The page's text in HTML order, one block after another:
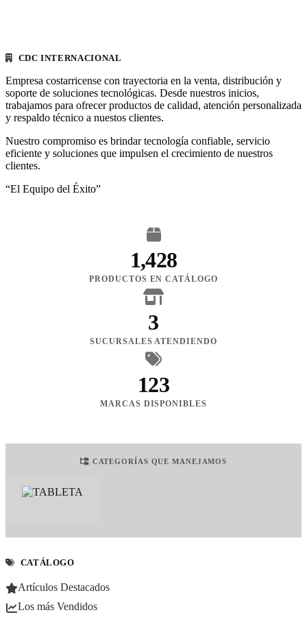
CDC INTERNACIONAL
Empresa costarricense con trayectoria en la venta, distribución y
soporte de soluciones tecnológicas. Desde nuestros inicios,
trabajamos para ofrecer productos de calidad, atención personalizada
y respaldo técnico a nuestos clientes.
Nuestro compromiso es brindar tecnología confiable, servicio
eficiente y soluciones que impulsen el crecimiento de nuestros
clientes.
“El Equipo del Éxito”
1,428
PRODUCTOS EN CATÁLOGO
3
SUCURSALES ATENDIENDO
123
MARCAS DISPONIBLES
CATEGORÍAS QUE MANEJAMOS
CATÁLOGO
Artículos Destacados
Los más Vendidos